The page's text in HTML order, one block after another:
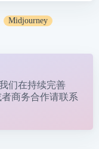
Midjourney
们在持续完善
商务合作请联系